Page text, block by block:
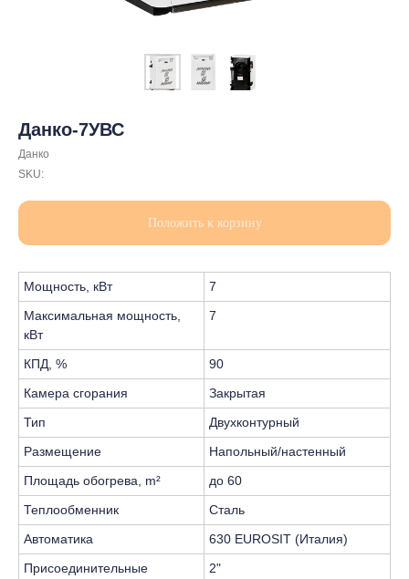
Данко-7УВС
Данко
SKU:
Положить к корзину
Мощность, кВт
7
Максимальная мощность,
кВт
7
КПД, %
90
Камера сгорания
Закрытая
Тип
Двухконтурный
Размещение
Напольный/настенный
Площадь обогрева, m²
до 60
Теплообменник
Сталь
Автоматика
630 EUROSIT (Италия)
Присоединительные
2"